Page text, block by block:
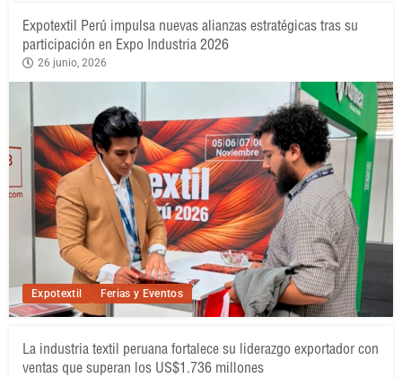
Expotextil Ferias y Eventos
Expotextil Perú impulsa nuevas alianzas estratégicas tras su
participación en Expo Industria 2026
26 junio, 2026
La industria textil peruana fortalece su liderazgo exportador con
ventas que superan los US$1.736 millones